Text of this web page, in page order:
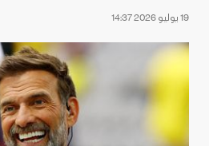
19 يوليو 2026 14:37